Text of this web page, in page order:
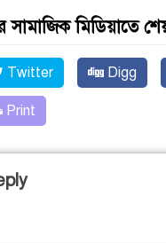
মিডিয়াতে
Twitter Digg
Print